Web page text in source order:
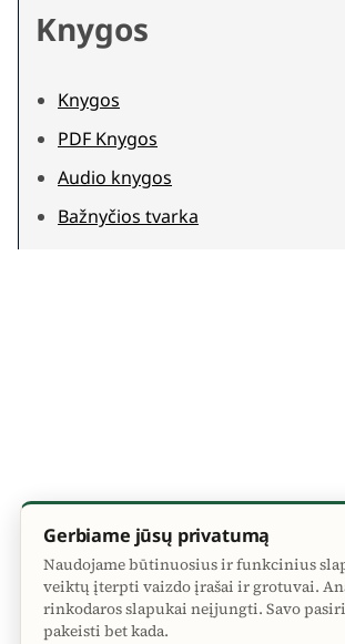
Knygos
Knygos
PDF Knygos
Audio knygos
Bažnyčios tvarka
Gerbiame jūsų privatumą
Naudojame būtinuosius ir funkcinius
veiktų įterpti vaizdo įrašai ir grotuvai.
rinkodaros slapukai neįjungti. Savo
pakeisti bet kada.